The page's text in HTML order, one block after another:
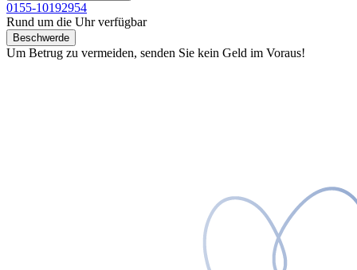
0155-10192954
Rund um die Uhr verfügbar
Beschwerde
Um Betrug zu vermeiden, senden Sie kein Geld im Voraus!